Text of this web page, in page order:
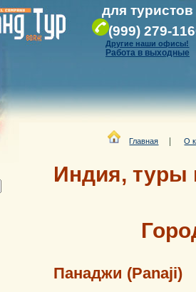
для туристов
(999) 279-
Другие наши офисы!
Работа в выходные
Главная |О
Индия,
Панаджи (Panaji)